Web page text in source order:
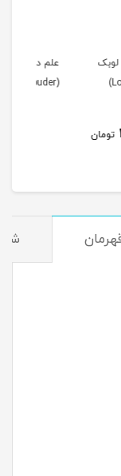
مدل بارانیا